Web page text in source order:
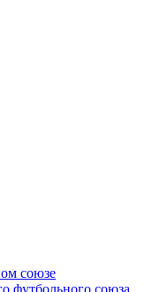
союзе
футбольного союза